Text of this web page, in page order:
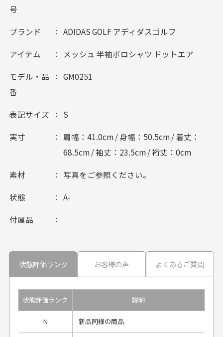
号
ブランド ADIDAS GOLF アディダスゴルフ
アイテム メッシュ 半袖ポロシャツ ドットエア
モデル・品
番
GM0251
表記サイズ S
実寸
肩幅：41.0cm / 身幅：50.5cm / 着丈：
68.5cm / 袖丈：23.5cm / 裄丈：0cm
素材 写真をご参照ください。
状態 A-
付属品
状態評価ランク お客様の声 よくあるご質問
状態評価ランク 説明
N 新品同様の商品